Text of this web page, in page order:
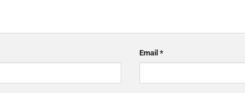
Email*